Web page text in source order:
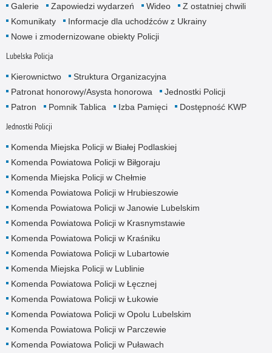
Galerie Zapowiedzi wydarzeń Wideo
Z ostatniej chwili
Komunikaty
Informacje dla uchodźców z Ukrainy
Nowe i zmodernizowane obiekty Policji
Lubelska Policja
Kierownictwo
Struktura Organizacyjna
Patronat honorowy/Asysta honorowa
Jednostki Policji
Patron
Pomnik Tablica Izba Pamięci Dostępność KWP
Jednostki Policji
Komenda Miejska Policji w Białej Podlaskiej
Komenda Powiatowa Policji w Biłgoraju
Komenda Miejska Policji w Chełmie
Komenda Powiatowa Policji w Hrubieszowie
Komenda Powiatowa Policji w Janowie Lubelskim
Komenda Powiatowa Policji w Krasnymstawie
Komenda Powiatowa Policji w Kraśniku
Komenda Powiatowa Policji w Lubartowie
Komenda Miejska Policji w Lublinie
Komenda Powiatowa Policji w Łęcznej
Komenda Powiatowa Policji w Łukowie
Komenda Powiatowa Policji w Opolu Lubelskim
Komenda Powiatowa Policji w Parczewie
Komenda Powiatowa Policji w Puławach